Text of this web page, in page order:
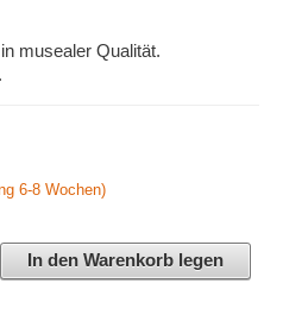
musealer Qualität.
6-8 Wochen)
In den Warenkorb legen